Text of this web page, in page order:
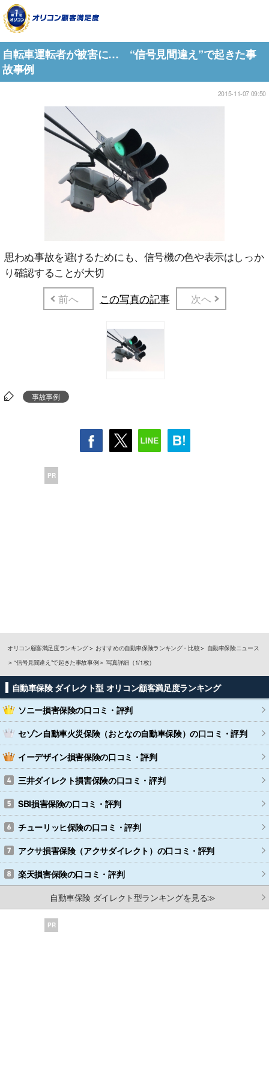
自転車運転者が被害に… “信号見間違え”で起きた事
故事例
2015-11-07 09:50
思わぬ事故を避けるためにも、信号機の色や表示はしっか
り確認することが大切
前へ
この写真の記事 次へ
事故事例
PR
オリコン顧客満足度ランキング おすすめの自動車保険ランキング・比較
自動車保険ニュース
“信号見間違え”で起きた事故事例
写真詳細（1/1枚）
自動車保険 ダイレクト型 オリコン顧客満足度ランキング
ソニー損害保険の口コミ・評判
セゾン自動車火災保険（おとなの自動車保険）の口コミ・評判
イーデザイン損害保険の口コミ・評判
三井ダイレクト損害保険の口コミ・評判
SBI損害保険の口コミ・評判
チューリッヒ保険の口コミ・評判
アクサ損害保険（アクサダイレクト） の口コミ・評判
楽天損害保険の口コミ・評判
自動車保険 ダイレクト型ランキングを見る≫
PR